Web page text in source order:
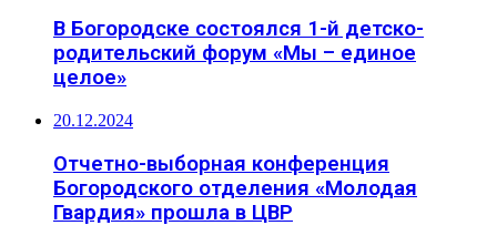
В Богородске состоялся 1-й детско-
родительский форум «Мы – единое
целое»
20.12.2024
Отчетно-выборная конференция
Богородского отделения «Молодая
Гвардия» прошла в ЦВР